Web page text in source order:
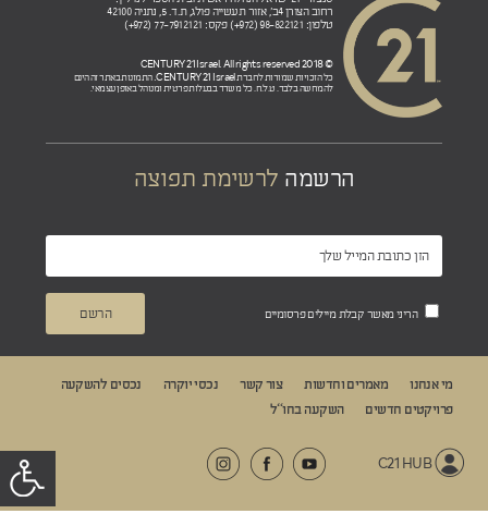
רחוב הצורן 4ב', אזור תעשייה פולג, ת.ד. 5, נתניה 42100
טלפון: 98-822121 (972+) פקס: 77-7912121 (972+)
© 2018 CENTURY 21 Israel. All rights reserved
כל הזכויות שמורות לחברת CENTURY 21 Israel. התמונות באתר זה הינם
להמחשה בלבד. ט.ל.ח. כל משרד בבעלות פרטית ומנוהל באופן עצמאי.
הרשמה לרשימת תפוצה
הריני מאשר קבלת מיילים פרסומיים
מי אנחנו מאמרים וחדשות צור קשר נכסי יוקרה
נכסים להשקעה
פרויקטים חדשים
השקעה בחו“ל
C21 HUB